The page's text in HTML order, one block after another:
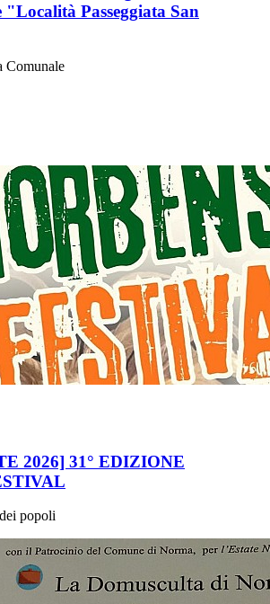
"Località Passeggiata San
Comunale
2026] 31° EDIZIONE
popoli